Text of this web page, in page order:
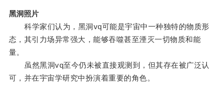
黑洞照片
科学家们认为，黑洞vq可能是宇宙中一种独特的物质形
态，其引力场异常强大，能够吞噬甚至湮灭一切物质和能
量。
虽然黑洞vq至今仍未被直接观测到，但其存在被广泛认
可，并在宇宙学研究中扮演着重要的角色。